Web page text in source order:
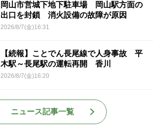
岡山市営城下地下駐車場 岡山駅方面の
出口を封鎖 消火設備の故障が原因
2026/8/7(金)16:31
【続報】ことでん長尾線で人身事故 平
木駅～長尾駅の運転再開 香川
2026/8/7(金)16:20
ニュース記事一覧